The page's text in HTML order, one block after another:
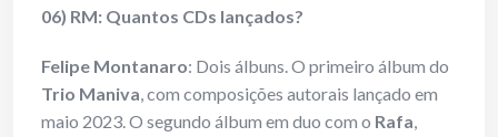
06) RM: Quantos CDs lançados?
Felipe Montanaro: Dois álbuns. O primeiro álbum do
Trio Maniva, com composições autorais lançado em
maio 2023. O segundo álbum em duo com o Rafa,